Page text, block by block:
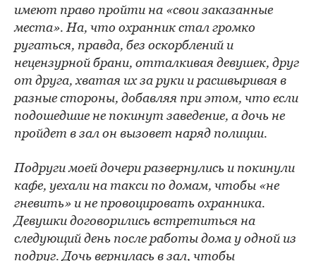
имеют право пройти на «свои заказанные
места». На, что охранник стал громко
ругаться, правда, без оскорблений и
нецензурной брани, отталкивая девушек, друг
от друга, хватая их за руки и расшвыривая в
разные стороны, добавляя при этом, что если
подошедшие не покинут заведение, а дочь не
пройдет в зал он вызовет наряд полиции.
Подруги моей дочери развернулись и покинули
кафе, уехали на такси по домам, чтобы «не
гневить» и не провоцировать охранника.
Девушки договорились встретиться на
следующий день после работы дома у одной из
подруг. Дочь вернулась в зал, чтобы